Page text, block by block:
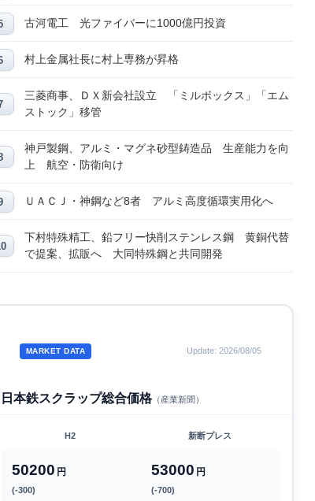
古河電工 光ファイバーに1000億円投資
村上金属社長に村上専務が昇格
三菱商事、ＤＸ新会社設立 「ミルボックス」「エム
ストック」移管
神戸製鋼、アルミ・マグネ砂型鋳造品 生産能力を向
上 航空・防衛向け
ＵＡＣＪ・神鋼など8者 アルミ高度循環実用化へ
下村特殊精工、鉛フリー快削ステンレス鋼 黄銅代替
で提案、拡販へ 大同特殊鋼と共同開発
MARKET DATA Update: 2026/08/05
日本鉄スクラップ総合価格（産業新聞）
H2 新断プレス
50200 円
(-300)
53000 円
(-700)